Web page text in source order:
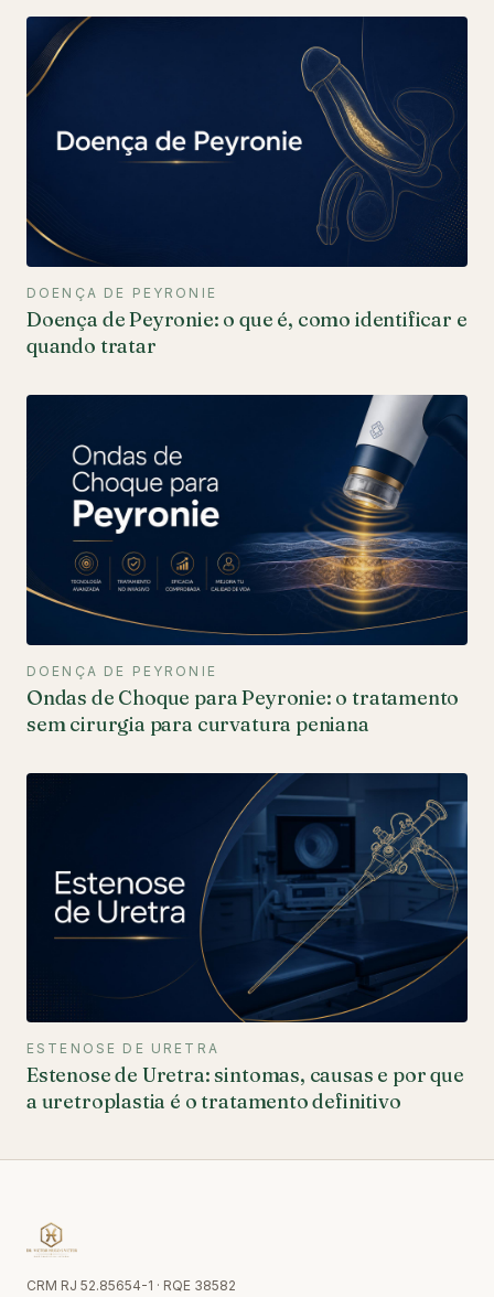
DOENÇA DE PEYRONIE
Doença de Peyronie: o que é, como identificar e
quando tratar
DOENÇA DE PEYRONIE
Ondas de Choque para Peyronie: o tratamento
sem cirurgia para curvatura peniana
ESTENOSE DE URETRA
Estenose de Uretra: sintomas, causas e por que
a uretroplastia é o tratamento definitivo
CRM RJ 52.85654-1 · RQE 38582